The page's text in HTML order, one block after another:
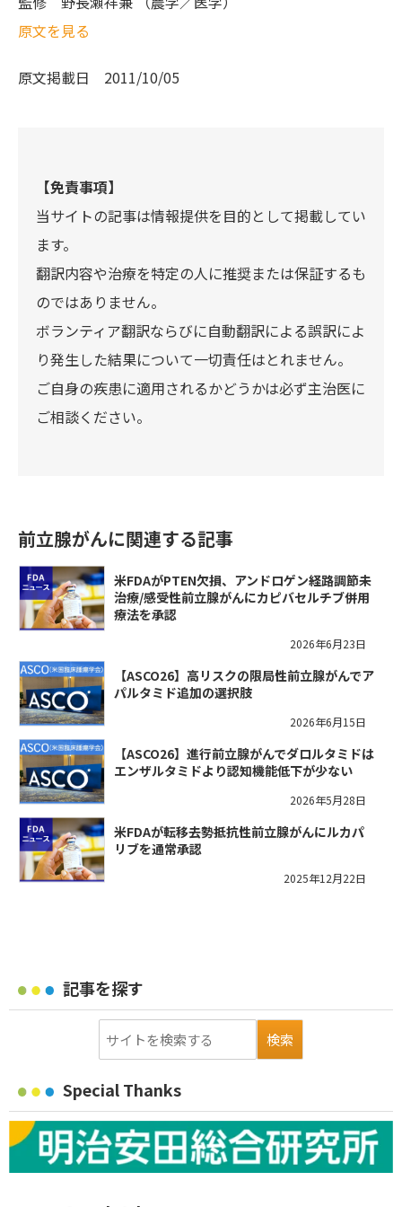
原文を見る
原文掲載日 2011/10/05
【免責事項】
当サイトの記事は情報提供を目的として掲載してい
ます。
翻訳内容や治療を特定の人に推奨または保証するも
のではありません。
ボランティア翻訳ならびに自動翻訳による誤訳によ
り発生した結果について一切責任はとれません。
ご自身の疾患に適用されるかどうかは必ず主治医に
ご相談ください。
前立腺がんに関連する記事
米FDAがPTEN欠損、アンドロゲン経路調節未
治療/感受性前立腺がんにカピバセルチブ併用
療法を承認
2026年6月23日
【ASCO26】高リスクの限局性前立腺がんでア
パルタミド追加の選択肢
2026年6月15日
【ASCO26】進行前立腺がんでダロルタミドは
エンザルタミドより認知機能低下が少ない
2026年5月28日
米FDAが転移去勢抵抗性前立腺がんにルカパ
リブを通常承認
2025年12月22日
記事を探す
Special Thanks